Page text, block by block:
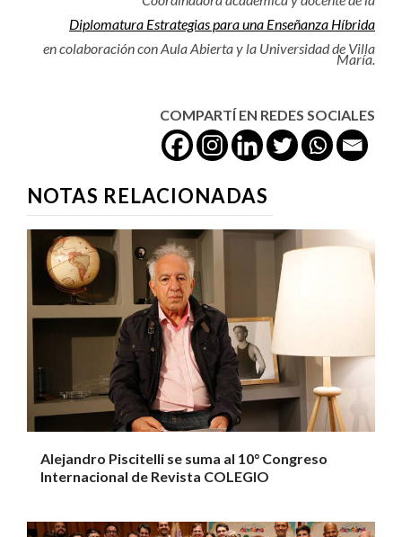
Diplomatura Estrategias para una Enseñanza Híbrida
en colaboración con Aula Abierta y la Universidad de Villa
María.
COMPARTÍ EN REDES SOCIALES
NOTAS RELACIONADAS
Alejandro Piscitelli se suma al 10° Congreso
Internacional de Revista COLEGIO